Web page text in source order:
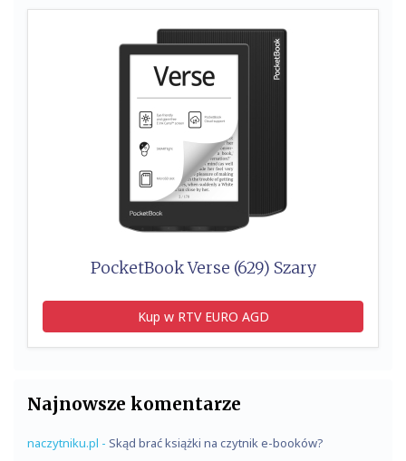
PocketBook Verse (629) Szary
Kup w RTV EURO AGD
Najnowsze komentarze
naczytniku.pl - Skąd brać książki na czytnik e-booków?